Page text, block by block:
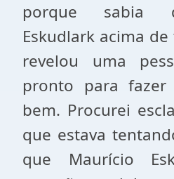
porque sabia
Eskudlark acima
revelou uma
pronto para
bem. Procurei
que estava
que Maurício